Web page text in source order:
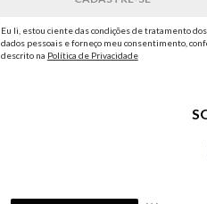
Eu li, estou ciente das condições de tratamento
dados pessoais e forneço meu consentimento,
descrito na Política de Privacidade